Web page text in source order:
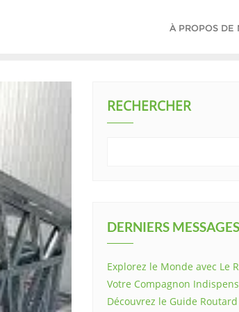
À PROPOS DE
RECHERCHER
DERNIERS MESSAGES
Explorez le Monde avec Le
Votre Compagnon
Découvrez le Guide